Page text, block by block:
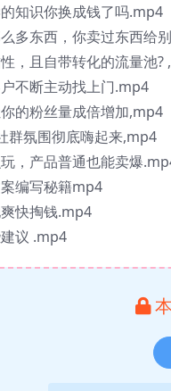
知识你换成钱了吗.mp4
多东西，你卖过东西给
，且自带转化的流量池?
不断主动找上门.mp4
的粉丝量成倍增加,mp4
群氛围彻底嗨起来,mp4
，产品普通也能卖爆
编写秘籍mp4
快掏钱.mp4
议 .mp4